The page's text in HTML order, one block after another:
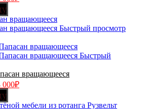
Быстрый просмотр
Быстрый
вращающееся
000₽